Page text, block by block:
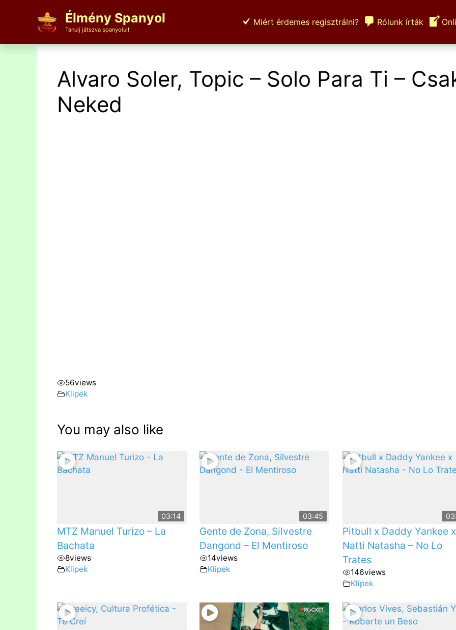
tartalomba
Élmény Spanyol
Tanulj játszva spanyolul!
Miért érdemes regisztrálni? Rólunk írták
Alvaro Soler, Topic – Solo Para Ti –
Neked
56views
Klipek
You may also like
03:14
MTZ Manuel Turizo – La
Bachata
8views
Klipek
03:45
Gente de Zona, Silvestre
Dangond – El Mentiroso
14views
Klipek
Pitbull x Daddy Yankee x
Natti Natasha – No Lo
Trates
146views
Klipek